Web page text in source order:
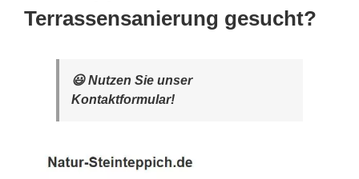
Terrassensanierung gesucht?
😃 Nutzen Sie unser
Kontaktformular!